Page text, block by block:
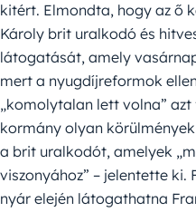
kitért. Elmondta, hogy az ő
Károly brit uralkodó és
látogatását, amely
mert a nyugdíjreformok
„komolytalan lett volna”
kormány olyan
a brit uralkodót, amelyek
viszonyához” – jelentette
nyár elején látogathatna